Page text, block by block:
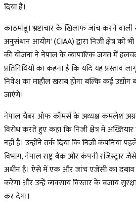
दिया है।
काठमांडू। भ्रष्टाचार के खिलाफ जांच करने
अनुसंधान आयोग' (CIAA) द्वारा निजी क्षेत्र को
की योजना ने नेपाल के व्यापारिक जगत में
प्रतिनिधियों का कहना है कि यदि यह
निवेश का माहौल खराब होगा बल्कि कई
जाएंगे।
नेपाल चैंबर ऑफ कॉमर्स के अध्यक्ष कमलेश
विरोध करते हुए कहा कि निजी क्षेत्र में
नहीं है। उन्होंने तर्क दिया कि निजी कंपनियां
विभाग, नेपाल राष्ट्र बैंक और कंपनी रजिस्ट्रार
अधीन हैं। ऐसे में एक और जांच एजेंसी का दबाव
करेगा और उन्हें व्यवसाय विस्तार के बजाय
कर देगा।